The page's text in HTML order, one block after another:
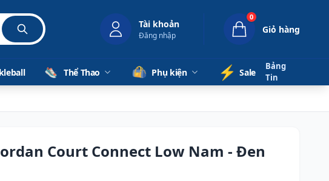
Tài khoản
Đăng nhập
0
Giỏ hàng
Thể Thao Phụ kiện ⚡️ Sale
Bảng
Tin
Court Connect Low Nam - Đen